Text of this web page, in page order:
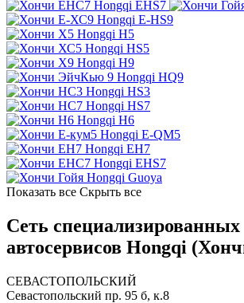
Hongqi EHS7
Hongqi E-HS9
Hongqi H5
Hongqi HS5
Hongqi H9
Hongqi HQ9
Hongqi HS3
Hongqi HS7
Hongqi H6
Hongqi E-QM5
Hongqi EH7
Hongqi EHS7
Hongqi Guoya
Показать все Скрыть все
Сеть специализированных
автосервисов Hongqi
СЕВАСТОПОЛЬСКИЙ
Севастопольский пр. 95 б, к.8